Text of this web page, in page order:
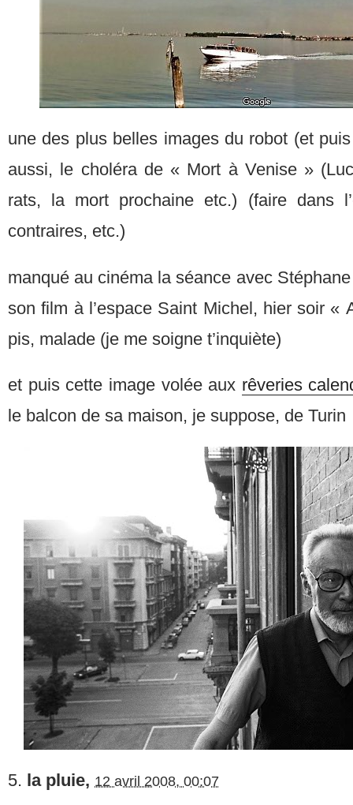
une des plus belles images du robot (et
aussi, le choléra de « Mort à Venise »
rats, la mort prochaine etc.) (faire dans
contraires, etc.)
manqué au cinéma la séance avec
son film à l’espace Saint Michel, hier soir «
pis, malade (je me soigne t’inquiète)
et puis cette image volée aux rêveries
le balcon de sa maison, je suppose, de Turin
5. la pluie, 12 avril 2008, 00:07